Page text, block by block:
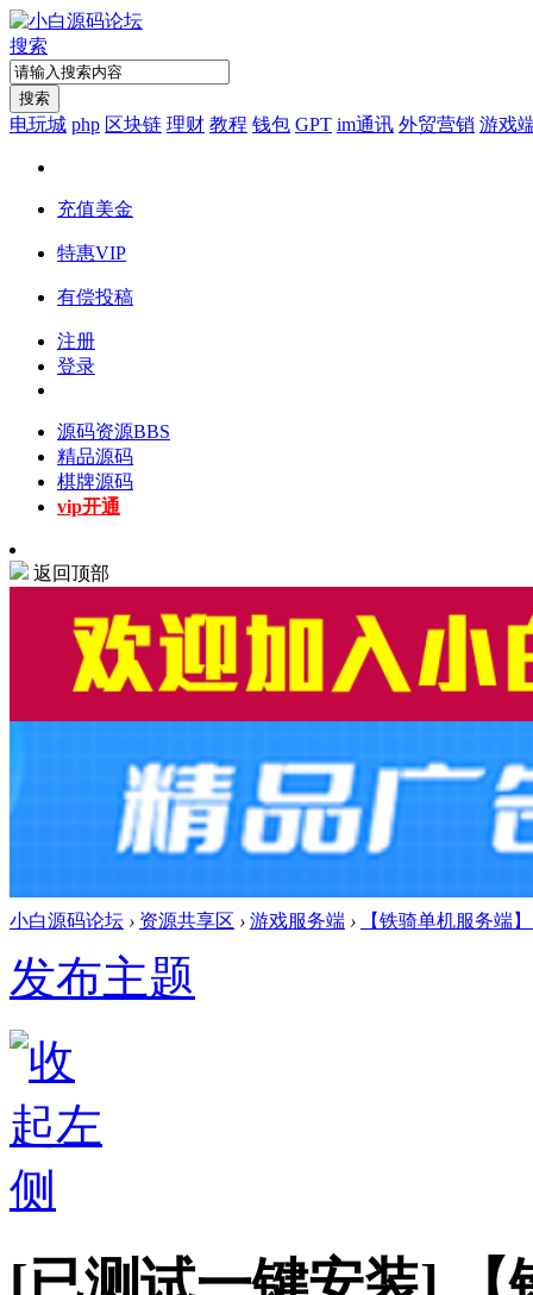
搜索
搜索
电玩城 php 区块链 理财 教程 钱包 GPT im通讯 外贸营销 游戏
充值美金
特惠VIP
有偿投稿
注册
登录
源码资源BBS
精品源码
棋牌源码
vip开通
返回顶部
小白源码论坛 › 资源共享区 › 游戏服务端 › 【铁骑单机服务端
发布主题